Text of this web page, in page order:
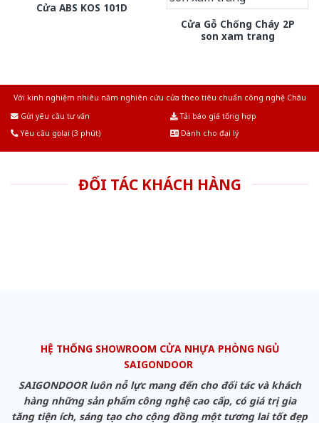
Cửa ABS KOS 101D
Cửa Gỗ Chống Cháy 2P
son xam trang
Với kinh nghiệm nhiêu năm nghiên cứu cửa theo tiêu chuẩn công nghệ Châu
Gửi yêu cầu tư vấn
Tải báo giá tổng hợp
Yêu cầu gọi lại (3 phút)
Dành cho đại lý
ĐỐI TÁC KHÁCH HÀNG
HỆ THỐNG SHOWROOM CỬA NHỰA PHÒNG NGỦ
SAIGONDOOR
SAIGONDOOR luôn nỗ lực mang đến cho đối tác và khách
hàng những sản phẩm công nghệ cao cấp, có giá trị gia
tăng tiện ích, sáng tạo cho cộng đồng một tương lai tốt đẹp